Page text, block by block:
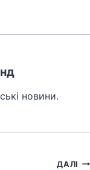
новини.
ДАЛІ